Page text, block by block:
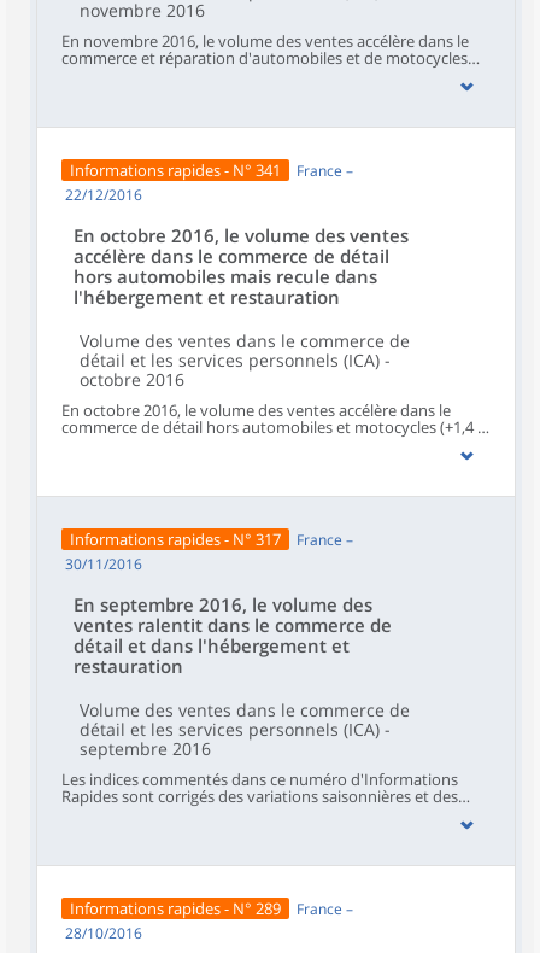
novembre 2016
En novembre 2016, le volume des ventes accélère dans le
commerce et réparation d'automobiles et de motocycles
(+2,3 % après +0,2 % en octobre) et dans les services aux
stable dans le commerce de détail hors automobiles et
Informations rapides - N° 341
France –
22/12/2016
En octobre 2016, le volume des ventes
accélère dans le commerce de détail
hors automobiles mais recule dans
l'hébergement et restauration
Volume des ventes dans le commerce de
détail et les services personnels (ICA) -
octobre 2016
En octobre 2016, le volume des ventes accélère dans le
commerce de détail hors automobiles et motocycles (+1,4 %
après +0,3 % en septembre) mais se contracte dans l'
(+0,9 %, après −0,8 %) et reste quasi stable dans le
(+0,1 %).
Informations rapides - N° 317
France –
30/11/2016
En septembre 2016, le volume des
ventes ralentit dans le commerce de
détail et dans l'hébergement et
restauration
Volume des ventes dans le commerce de
détail et les services personnels (ICA) -
septembre 2016
Les indices commentés dans ce numéro d'Informations
Rapides sont corrigés des variations saisonnières et des
effets de calendrier (CVS-CJO). Hormis les indices issus de
l'enquête Emagsa, ils sont « en volume » (hors taxes) c'est-
Le commentaire présente les évolutions des sous-secteurs
secteur prend en compte son poids et l'ampleur de son
évolution.En septembre 2016, le volume des ventes ralentit
légèrement dans le commerce de détail hors automobiles et
Informations rapides - N° 289
France –
28/10/2016